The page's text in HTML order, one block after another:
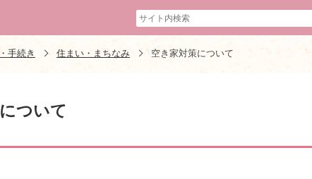
手続き 住まい・まちなみ 空き家対策について
ついて